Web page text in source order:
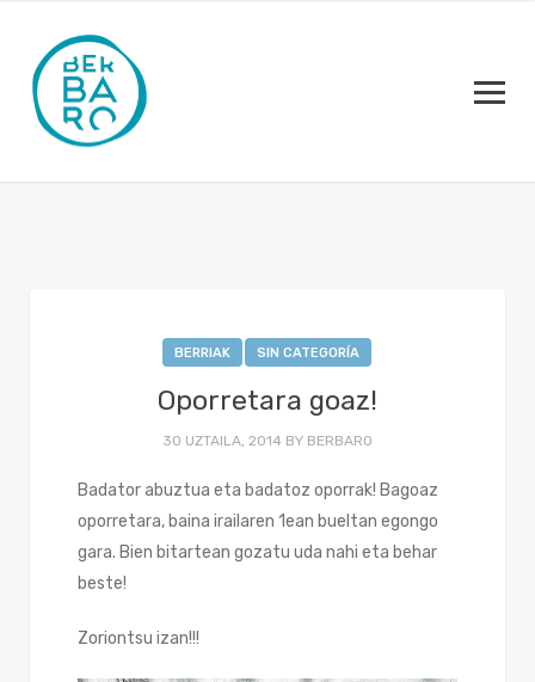
BERRIAK SIN CATEGORÍA
Oporretara goaz!
30 UZTAILA, 2014 BY BERBARO
Badator abuztua eta badatoz oporrak! Bagoaz
oporretara, baina irailaren 1ean bueltan egongo
gara. Bien bitartean gozatu uda nahi eta behar
beste!
Zoriontsu izan!!!